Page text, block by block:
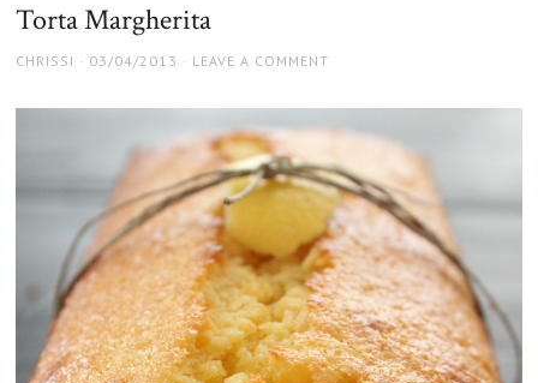
Torta Margherita
AUTHOR
CHRISSI
POSTED
03/04/2013 LEAVE A COMMENT